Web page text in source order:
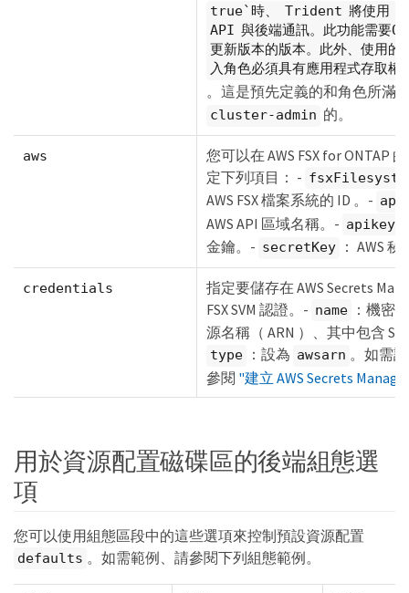
true`時、 Trident 將使用
API 與後端通訊。此功能需要
更新版本的版本。此外、使用的
入角色必須具有應用程式存取
。這是預先定義的和角色所滿
cluster-admin 的。
aws
您可以在 AWS FSX for ONTAP
定下列項目： -
AWS FSX 檔案系統的 ID 。-
AWS API 區域名稱。- apikey
金鑰。- secretKey ： AWS
credentials
指定要儲存在 AWS Secrets
FSX SVM 認證。- name
：機密
源名稱（ ARN ）、其中包含
type ：設為 awsarn 。如需
參閱 "建立 AWS Secrets
用於資源配置磁碟區的後端組態選
項
您可以使用組態區段中的這些選項來控制預設資源配置
defaults 。如需範例、請參閱下列組態範例。